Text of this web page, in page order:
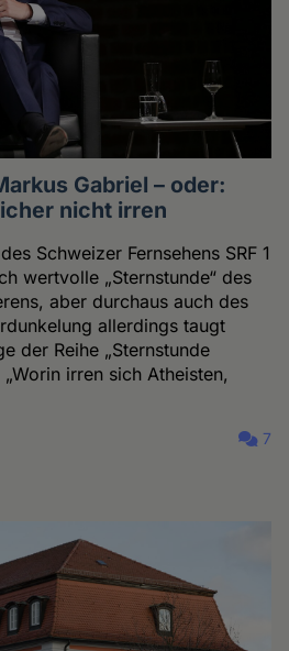
Gabriel – oder:
nicht irren
Schweizer Fernsehens SRF 1
wertvolle „Sternstunde“ des
aber durchaus auch des
allerdings taugt
der Reihe „Sternstunde
irren sich Atheisten,
7